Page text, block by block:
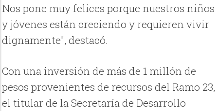
Nos pone muy felices porque nuestros niños
y jóvenes están creciendo y requieren vivir
dignamente", destacó.
Con una inversión de más de 1 millón de
pesos provenientes de recursos del Ramo 23,
el titular de la Secretaría de Desarrollo